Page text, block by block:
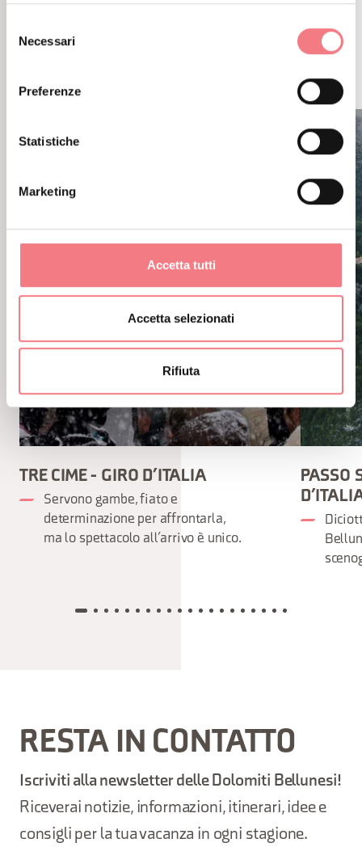
delNecessari
Preferenze
Statistiche
Marketing
Accetta tutti
Accetta selezionati
Rifiuta
POTREBBE PIACERTI
TRE CIME - GIRO D’ITALIA
Servono gambe, fiato e
determinazione per affrontarla,
ma lo spettacolo all’arrivo è unico.
PASSO
RESTA IN CONTATTO
Iscriviti alla newsletter delle Dolomiti Bellunesi!
Riceverai notizie, informazioni, itinerari, idee e
consigli per la tua vacanza in ogni stagione.